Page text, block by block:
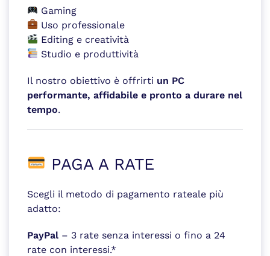
Gaming
Uso professionale
Editing e creatività
Studio e produttività
Il nostro obiettivo è offrirti un PC
performante, affidabile e pronto a durare nel
tempo.
PAGA A RATE
Scegli il metodo di pagamento rateale più
adatto:
PayPal – 3 rate senza interessi o fino a 24
rate con interessi.*